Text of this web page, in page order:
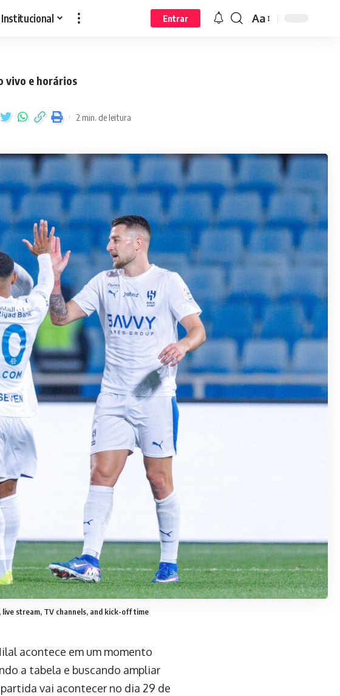
Institucional Entrar Aa
vivo e horários
2 min. de leitura
stream, TV channels, and kick-off time
acontece em um momento
a tabela e buscando ampliar
vai acontecer no dia 29 de